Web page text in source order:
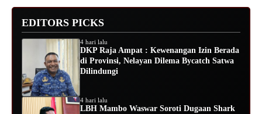
EDITORS PICKS
4 hari lalu
DKP Raja Ampat : Kewenangan Izin Berada
di Provinsi, Nelayan Dilema Bycatch Satwa
Dilindungi
4 hari lalu
LBH Mambo Waswar Soroti Dugaan Shark